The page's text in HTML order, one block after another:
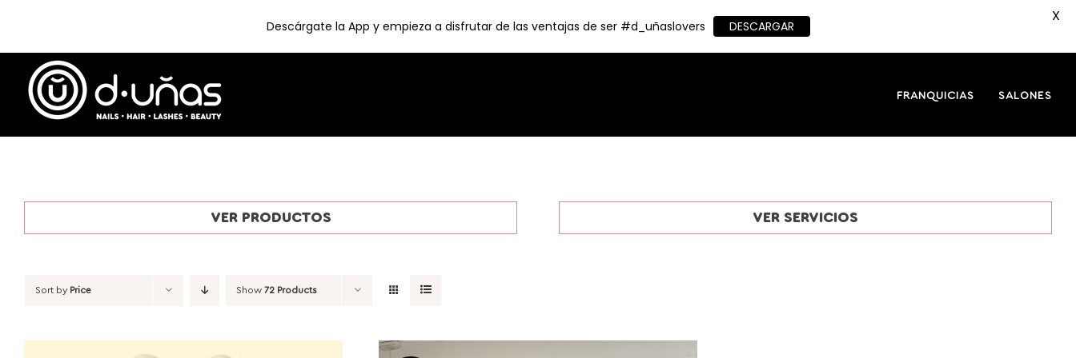
content
FRANQUICIAS SALONES
VER PRODUCTOS VER SERVICIOS
Sort by Price Show 72 Products
Descárgate la App y empieza a disfrutar de las ventajas de ser #d_uñaslovers DESCARGAR
X